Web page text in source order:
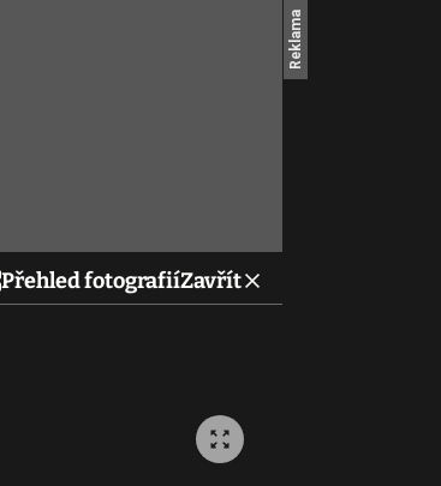
Přehled fotografiíZavřít